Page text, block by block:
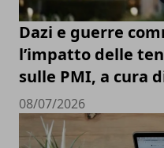
Dazi e guerre
l’impatto delle
sulle PMI, a cura
08/07/2026